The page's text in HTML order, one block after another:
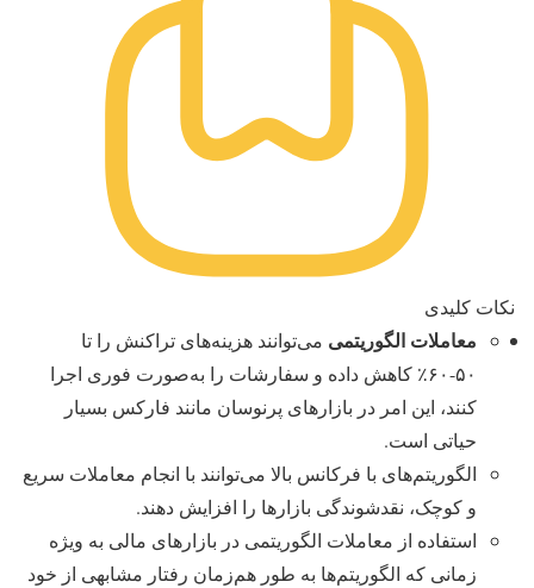
نکات کلیدی
معاملات الگوریتمی می‌توانند هزینه‌های تراکنش را تا
۵۰-۶۰٪ کاهش داده و سفارشات را به‌صورت فوری اجرا
کنند، این امر در بازارهای پرنوسان مانند فارکس بسیار
حیاتی است.
الگوریتم‌های با فرکانس بالا می‌توانند با انجام معاملات سریع
و کوچک، نقدشوندگی بازارها را افزایش دهند.
استفاده از معاملات الگوریتمی در بازارهای مالی به ویژه
زمانی که الگوریتم‌ها به طور هم‌زمان رفتار مشابهی از خود